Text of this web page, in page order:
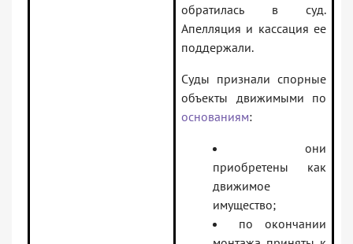
обратилась в суд.
Апелляция и кассация ее
поддержали.
Суды признали спорные
объекты движимыми по
основаниям:
они
приобретены как
движимое
имущество;
по окончании